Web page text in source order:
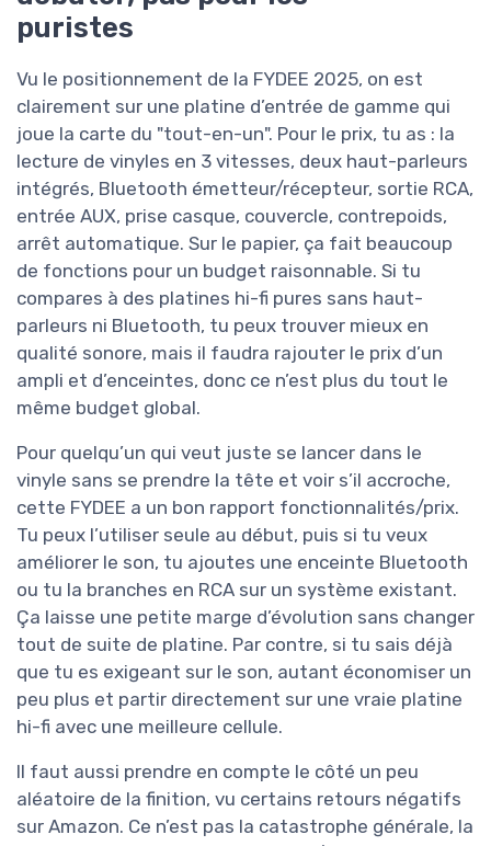
puristes
Vu le positionnement de la FYDEE 2025, on est
clairement sur une platine d’entrée de gamme qui
joue la carte du "tout-en-un". Pour le prix, tu as : la
lecture de vinyles en 3 vitesses, deux haut-parleurs
intégrés, Bluetooth émetteur/récepteur, sortie RCA,
entrée AUX, prise casque, couvercle, contrepoids,
arrêt automatique. Sur le papier, ça fait beaucoup
de fonctions pour un budget raisonnable. Si tu
compares à des platines hi-fi pures sans haut-
parleurs ni Bluetooth, tu peux trouver mieux en
qualité sonore, mais il faudra rajouter le prix d’un
ampli et d’enceintes, donc ce n’est plus du tout le
même budget global.
Pour quelqu’un qui veut juste se lancer dans le
vinyle sans se prendre la tête et voir s’il accroche,
cette FYDEE a un bon rapport fonctionnalités/prix.
Tu peux l’utiliser seule au début, puis si tu veux
améliorer le son, tu ajoutes une enceinte Bluetooth
ou tu la branches en RCA sur un système existant.
Ça laisse une petite marge d’évolution sans changer
tout de suite de platine. Par contre, si tu sais déjà
que tu es exigeant sur le son, autant économiser un
peu plus et partir directement sur une vraie platine
hi-fi avec une meilleure cellule.
Il faut aussi prendre en compte le côté un peu
aléatoire de la finition, vu certains retours négatifs
sur Amazon. Ce n’est pas la catastrophe générale, la